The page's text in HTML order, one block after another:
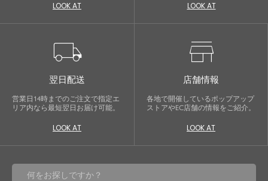
LOOK AT LOOK AT
local_shipping
翌日配送
営業日14時までのご注文で指定エ
リア内なら最短翌日お届け可能。
LOOK AT
store
店舗情報
各地で開催しているポップアップ
ストアやEC店舗の情報をご紹介。
LOOK AT